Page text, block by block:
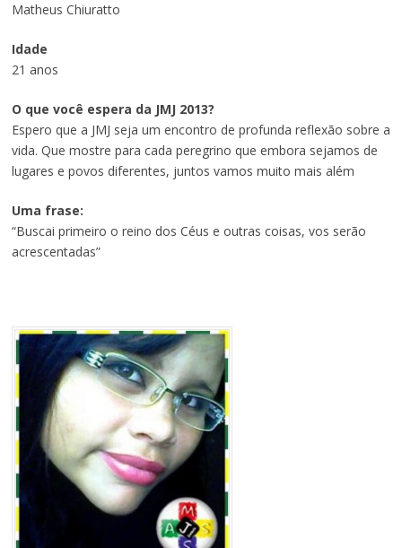
Matheus Chiuratto
Idade
21 anos
O que você espera da JMJ 2013?
Espero que a JMJ seja um encontro de profunda reflexão sobre a
vida. Que mostre para cada peregrino que embora sejamos de
lugares e povos diferentes, juntos vamos muito mais além
Uma frase:
“Buscai primeiro o reino dos Céus e outras coisas, vos serão
acrescentadas”